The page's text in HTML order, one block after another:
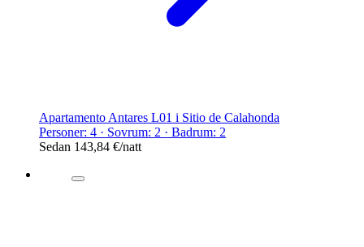
Apartamento Antares L01 i Sitio de Calahonda
Personer: 4 · Sovrum: 2 · Badrum: 2
Sedan 143,84 €/natt